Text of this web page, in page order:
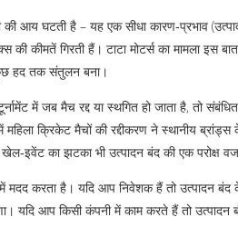
की आय घटती है – यह एक सीधा कारण‑प्रभाव
कीमतें गिरती हैं। टाटा मोटर्स का मामला इस
हद तक संतुलन बना।
में जब मैच रद्द या स्थगित हो जाता है, तो संबंधित
क्रिकेट मैचों की रद्दीकरण ने स्थानीय ब्रांड्स
का झटका भी उत्पादन बंद की एक परोक्ष
करता है। यदि आप निवेशक हैं तो उत्पादन बंद
यदि आप किसी कंपनी में काम करते हैं तो